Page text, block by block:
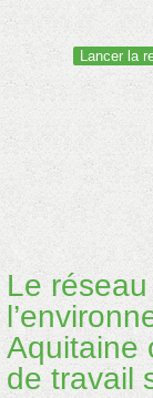
Le
Aquitaine
de travail